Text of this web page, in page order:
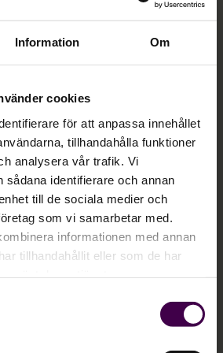
Information Om
cookies
för att anpassa innehållet
tillhandahålla funktioner
analysera vår trafik. Vi
sådana identifierare och annan
till de sociala medier och
som vi samarbetar med.
informationen med annan
tillhandahållit eller som de har
övertid och
får korrekt betalt i tid.